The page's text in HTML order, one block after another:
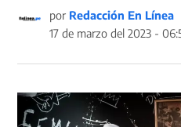
por Redacción En Línea
17 de marzo del 2023 -